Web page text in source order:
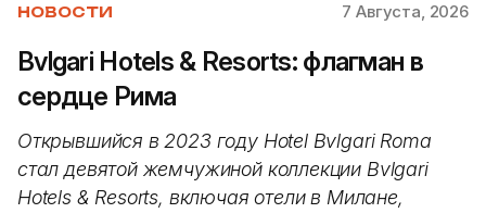
НОВОСТИ 7 Августа, 2026
Bvlgari Hotels & Resorts: флагман в
сердце Рима
Открывшийся в 2023 году Hotel Bvlgari Roma
стал девятой жемчужиной коллекции Bvlgari
Hotels & Resorts, включая отели в Милане,